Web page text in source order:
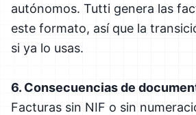
autónomos. Tutti genera las
este formato, así que la
si ya lo usas.
6. Consecuencias de
Facturas sin NIF o sin